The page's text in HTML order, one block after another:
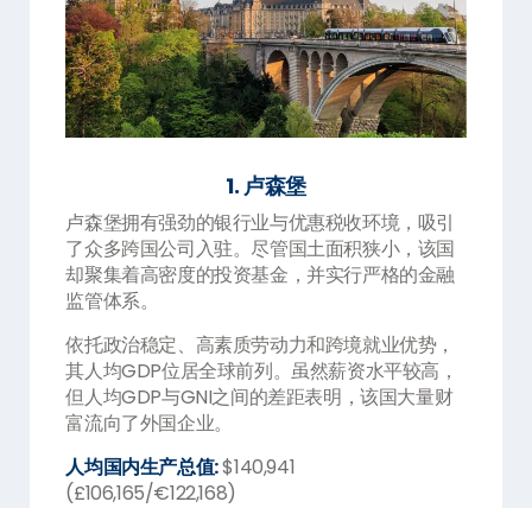
1. 卢森堡
卢森堡拥有强劲的银行业与优惠税收环境，吸引
了众多跨国公司入驻。尽管国土面积狭小，该国
却聚集着高密度的投资基金，并实行严格的金融
监管体系。
依托政治稳定、高素质劳动力和跨境就业优势，
其人均GDP位居全球前列。虽然薪资水平较高，
但人均GDP与GNI之间的差距表明，该国大量财
富流向了外国企业。
人均国内生产总值:$140,941
(£106,165/€122,168)